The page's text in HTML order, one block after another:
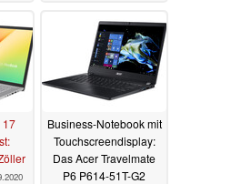
10.09.2020
17
Business-Notebook mit
Touchscreendisplay:
Das Acer Travelmate
P6 P614-51T-G2